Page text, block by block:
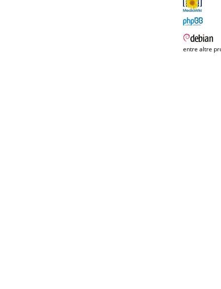
entre altre